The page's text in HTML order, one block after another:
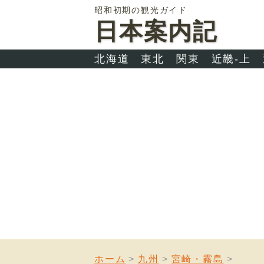
昭和初期の観光ガイド
日本案内記
北海道 東北 関東 近畿-上
ホーム 九州 宮崎・霧島